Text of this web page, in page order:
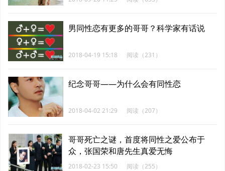
男同性恋有更多的哥哥？科学家有话说
2018-04-19 15:18 阅读（231）
纪念哥哥——为什么会有同性恋
2018-04-02 21:29 阅读（207）
哥哥死亡之谜，首度将同性之爱公布于
众，张国荣和唐先生真爱无悔
2018-02-23 15:50 阅读（255）